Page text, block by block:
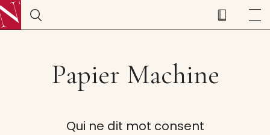
Papier Machine
Qui ne dit mot consent